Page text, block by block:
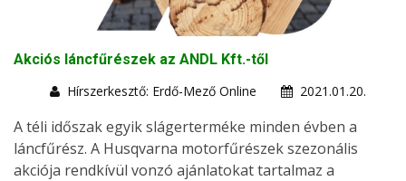
Akciós láncfűrészek az ANDL Kft.-től
Hírszerkesztő: Erdő-Mező Online
2021.01.20.
A téli időszak egyik slágerterméke minden évben a
láncfűrész. A Husqvarna motorfűrészek szezonális
akciója rendkívül vonzó ajánlatokat tartalmaz a